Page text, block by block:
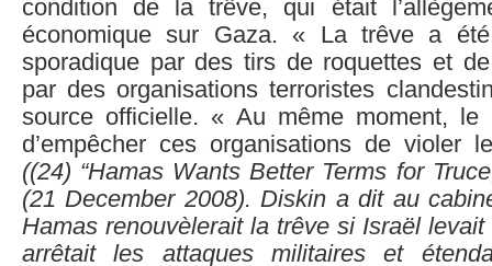
condition de la trêve, qui était
économique sur Gaza. « La trêve a
sporadique par des tirs de roquettes et
par des organisations terroristes
source officielle. « Au même moment, le
d’empêcher ces organisations de violer
((24) “Hamas Wants Better Terms for
(21 December 2008). Diskin a dit au
Hamas renouvèlerait la trêve si Israël
arrêtait les attaques militaires et